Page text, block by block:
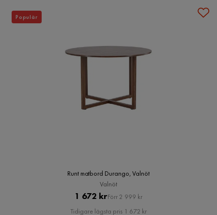
Runt matbord Durango, Valnöt
Valnöt
Pris
1 672 krOriginal
Pris
Förr 2 999 kr
Tidigare lägsta pris 1 672 kr
Populär